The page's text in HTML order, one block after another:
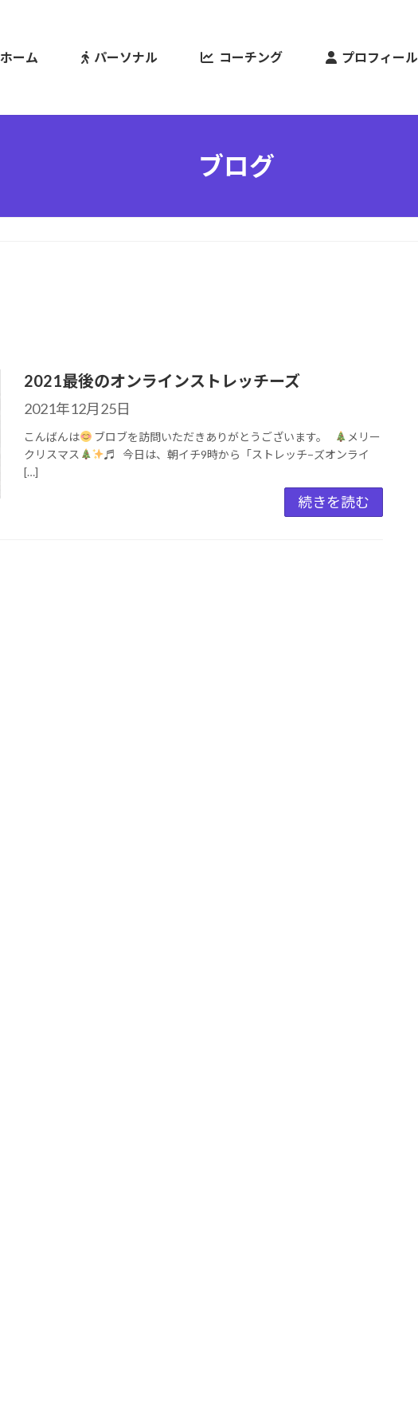
ホーム パーソナル コーチング プロフィール
ブログ
2021最後のオンラインストレッチーズ
2021年12月25日
こんばんは ブロブを訪問いただきありがとうございます。
メリー
クリスマス
♬ 今日は、朝イチ9時から「ストレッチ−ズオンライ
[…]
続きを読む